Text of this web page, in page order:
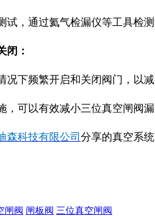
试，通过氦气检漏仪等工具检
闭：
况下频繁开启和关闭阀门，以
，可以有效减小三位真空闸阀
森科技有限公司分享的真空系
闸阀 闸板阀 三位真空闸阀